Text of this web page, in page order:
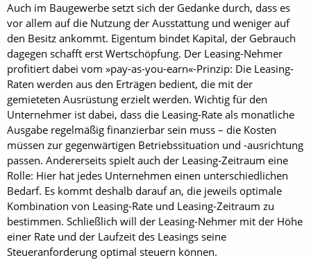
Auch im Baugewerbe setzt sich der Gedanke durch, dass es
vor allem auf die Nutzung der Ausstattung und weniger auf
den Besitz ankommt. Eigentum bindet Kapital, der Gebrauch
dagegen schafft erst Wertschöpfung. Der Leasing-Nehmer
profitiert dabei vom »pay-as-you-earn«-Prinzip: Die Leasing-
Raten werden aus den Erträgen bedient, die mit der
gemieteten Ausrüstung erzielt werden. Wichtig für den
Unternehmer ist dabei, dass die Leasing-Rate als monatliche
Ausgabe regelmäßig finanzierbar sein muss – die Kosten
müssen zur gegenwärtigen Betriebssituation und -ausrichtung
passen. Andererseits spielt auch der Leasing-Zeitraum eine
Rolle: Hier hat jedes Unternehmen einen unterschiedlichen
Bedarf. Es kommt deshalb darauf an, die jeweils optimale
Kombination von Leasing-Rate und Leasing-Zeitraum zu
bestimmen. Schließlich will der Leasing-Nehmer mit der Höhe
einer Rate und der Laufzeit des Leasings seine
Steueranforderung optimal steuern können.